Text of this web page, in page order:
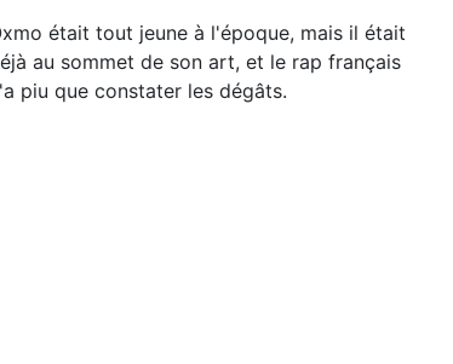
était tout jeune à l'époque, mais il était
au sommet de son art, et le rap français
piu que constater les dégâts.